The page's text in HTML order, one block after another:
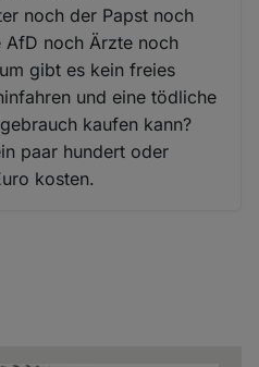
noch der Papst noch
AfD noch Ärzte noch
gibt es kein freies
und eine tödliche
kaufen kann?
paar hundert oder
kosten.